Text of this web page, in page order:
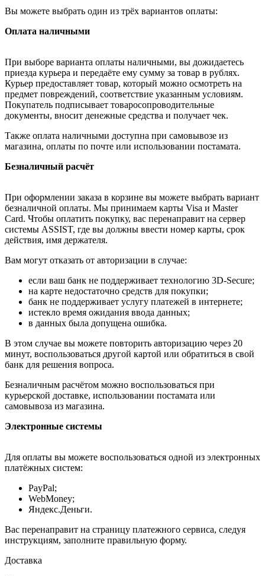
Вы можете выбрать один из трёх вариантов оплаты:
Оплата наличными
При выборе варианта оплаты наличными, вы дожидаетесь
приезда курьера и передаёте ему сумму за товар в рублях.
Курьер предоставляет товар, который можно осмотреть на
предмет повреждений, соответствие указанным условиям.
Покупатель подписывает товаросопроводительные
документы, вносит денежные средства и получает чек.
Также оплата наличными доступна при самовывозе из
магазина, оплаты по почте или использовании постамата.
Безналичный расчёт
При оформлении заказа в корзине вы можете выбрать вариант
безналичной оплаты. Мы принимаем карты Visa и Master
Card. Чтобы оплатить покупку, вас перенаправит на сервер
системы ASSIST, где вы должны ввести номер карты, срок
действия, имя держателя.
Вам могут отказать от авторизации в случае:
если ваш банк не поддерживает технологию 3D-Secure;
на карте недостаточно средств для покупки;
банк не поддерживает услугу платежей в интернете;
истекло время ожидания ввода данных;
в данных была допущена ошибка.
В этом случае вы можете повторить авторизацию через 20
минут, воспользоваться другой картой или обратиться в свой
банк для решения вопроса.
Безналичным расчётом можно воспользоваться при
курьерской доставке, использовании постамата или
самовывоза из магазина.
Электронные системы
Для оплаты вы можете воспользоваться одной из электронных
платёжных систем:
PayPal;
WebMoney;
Яндекс.Деньги.
Вас перенаправит на страницу платежного сервиса, следуя
инструкциям, заполните правильную форму.
Доставка